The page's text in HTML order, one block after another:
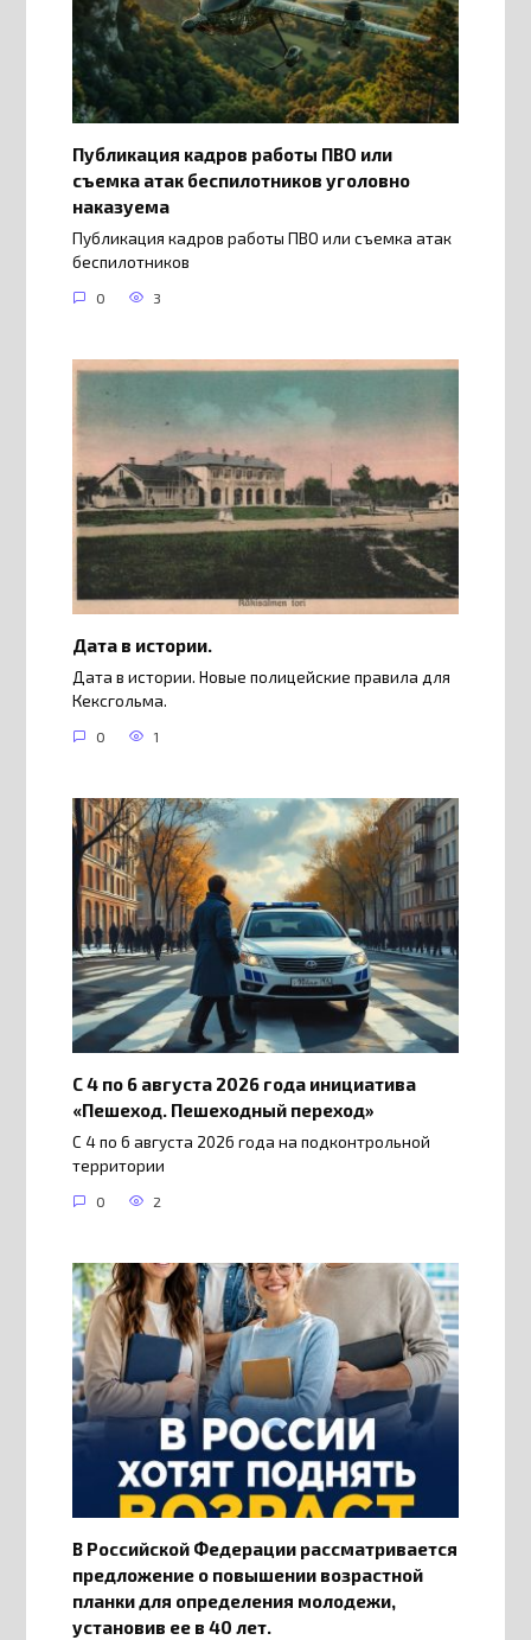
Публикация кадров работы ПВО или
съемка атак беспилотников уголовно
наказуема
Публикация кадров работы ПВО или съемка атак
беспилотников
0 3
Дата в истории.
Дата в истории. Новые полицейские правила для
Кексгольма.
0 1
С 4 по 6 августа 2026 года инициатива
«Пешеход. Пешеходный переход»
С 4 по 6 августа 2026 года на подконтрольной
территории
0 2
В Российской Федерации рассматривается
предложение о повышении возрастной
планки для определения молодежи,
установив ее в 40 лет.